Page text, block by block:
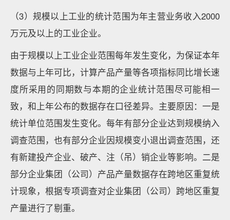
（3）规模以上工业的统计范围为年主营业务收入2000
万元及以上的工业企业。
由于规模以上工业企业范围每年发生变化，为保证本年
数据与上年可比，计算产品产量等各项指标同比增长速
度所采用的同期数与本期的企业统计范围尽可能相一
致，和上年公布的数据存在口径差异。主要原因：一是
统计单位范围发生变化。每年有部分企业达到规模纳入
调查范围，也有部分企业因规模变小退出调查范围，还
有新建投产企业、破产、注（吊）销企业等影响。二是
部分企业集团（公司）产品产量数据存在跨地区重复统
计现象，根据专项调查对企业集团（公司）跨地区重复
产量进行了剔重。